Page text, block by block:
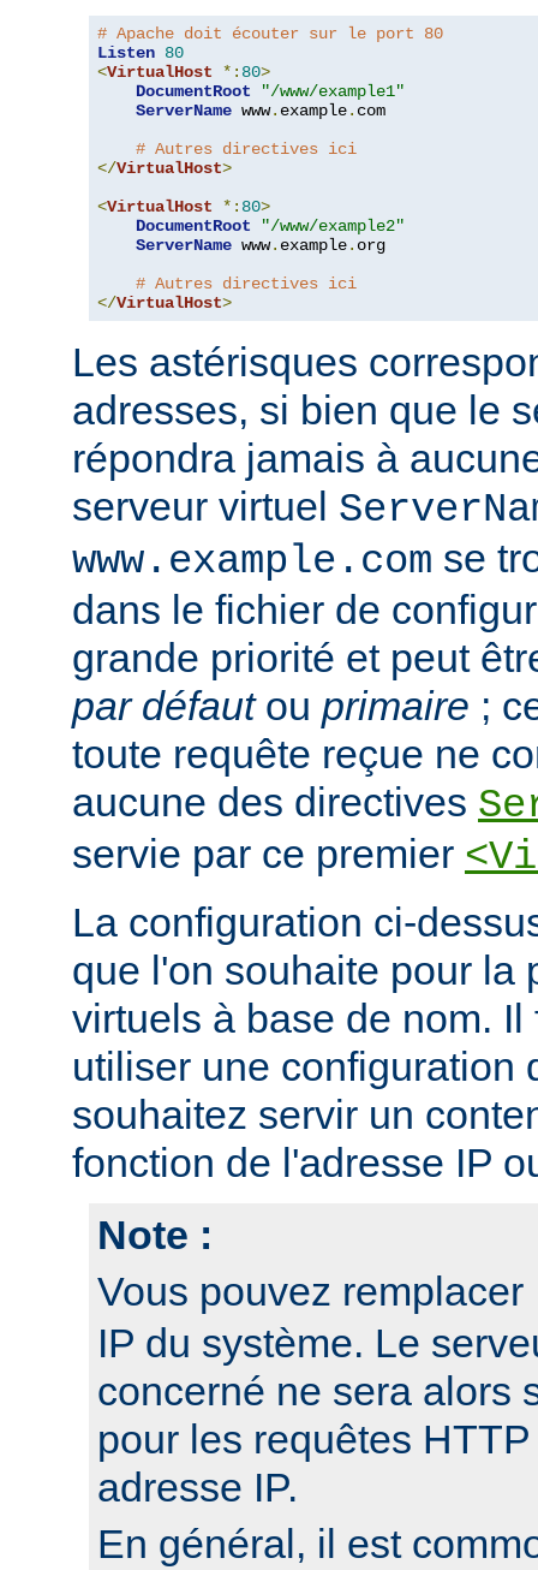
# Apache doit écouter sur le port 80
Listen 80
<VirtualHost *: 80>
DocumentRoot
"/www/example1"
ServerName www. example. com
# Autres directives ici
</VirtualHost>
<VirtualHost *: 80>
DocumentRoot
"/www/example2"
ServerName www. example. org
# Autres directives ici
</VirtualHost>
Les astérisques
adresses, si bien que le
répondra jamais à
serveur virtuel
www.example.com se
dans le fichier de
grande priorité et peut
par défautou primaire ;
toute requête reçue ne
aucune des directives
servie par ce premier
La configuration ci-
que l'on souhaite pour la
virtuels à base de nom.
utiliser une configuration
souhaitez servir un
fonction de l'adresse IP
Note :
Vous pouvez remplacer
IP du système. Le
concerné ne sera alors
pour les requêtes
adresse IP.
En général, il est